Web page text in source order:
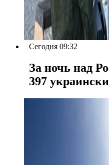
Сегодня 09:32
За ночь над
397